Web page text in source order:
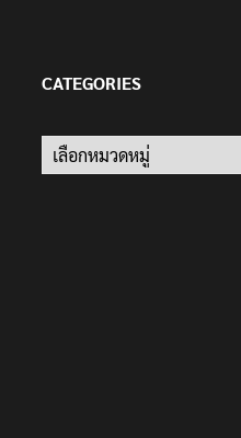
CATEGORIES
Categories